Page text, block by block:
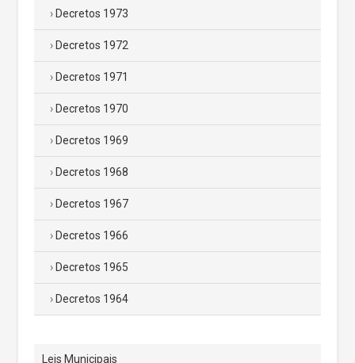
Decretos 1973
Decretos 1972
Decretos 1971
Decretos 1970
Decretos 1969
Decretos 1968
Decretos 1967
Decretos 1966
Decretos 1965
Decretos 1964
Leis Municipais